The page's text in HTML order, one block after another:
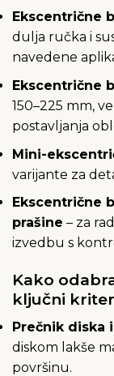
Ekscentrične
dulja ručka i
navedene
Ekscentrične
150–225 mm,
postavljanja
Mini-
varijante za
Ekscentrične
prašine – za
izvedbu s
Kako
ključni
Prečnik diska
diskom lakše
površinu.